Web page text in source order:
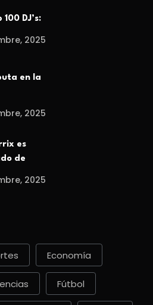
DJ’s:
2025
en la
2025
es
de
2025
Economía
Fútbol